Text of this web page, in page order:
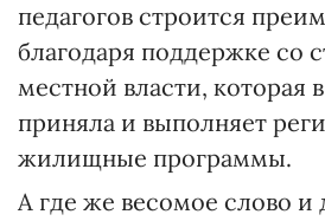
педагогов строится
благодаря поддержке со
местной власти, которая
приняла и выполняет
жилищные программы.
А где же весомое слово и